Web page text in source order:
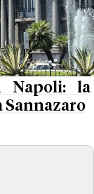
Napoli: la
Sannazaro